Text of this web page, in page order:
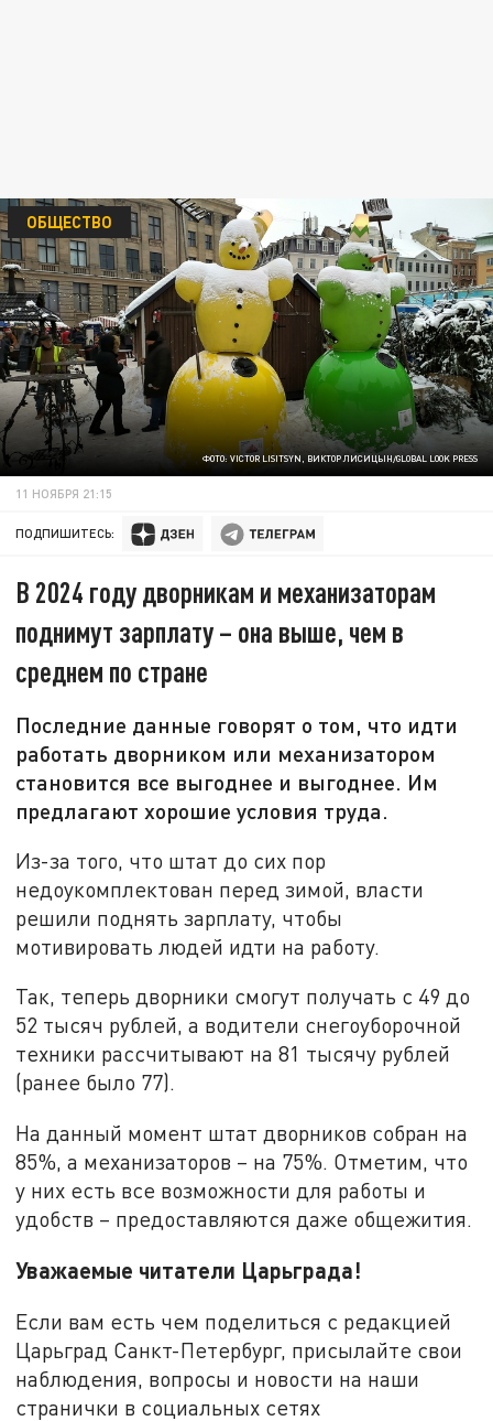
ФОТО: VICTOR LISITSYN, ВИКТОР ЛИСИЦЫН/GLOBAL LOOK PRESS
ОБЩЕСТВО
11 НОЯБРЯ 21:15
ПОДПИШИТЕСЬ:
В 2024 году дворникам и механизаторам
поднимут зарплату – она выше, чем в
среднем по стране
Последние данные говорят о том, что идти
работать дворником или механизатором
становится все выгоднее и выгоднее. Им
предлагают хорошие условия труда.
Из-за того, что штат до сих пор
недоукомплектован перед зимой, власти
решили поднять зарплату, чтобы
мотивировать людей идти на работу.
Так, теперь дворники смогут получать с 49 до
52 тысяч рублей, а водители снегоуборочной
техники рассчитывают на 81 тысячу рублей
(ранее было 77).
На данный момент штат дворников собран на
85%, а механизаторов – на 75%. Отметим, что
у них есть все возможности для работы и
удобств – предоставляются даже общежития.
Уважаемые читатели Царьграда!
Если вам есть чем поделиться с редакцией
Царьград Санкт-Петербург, присылайте свои
наблюдения, вопросы и новости на наши
странички в социальных сетях